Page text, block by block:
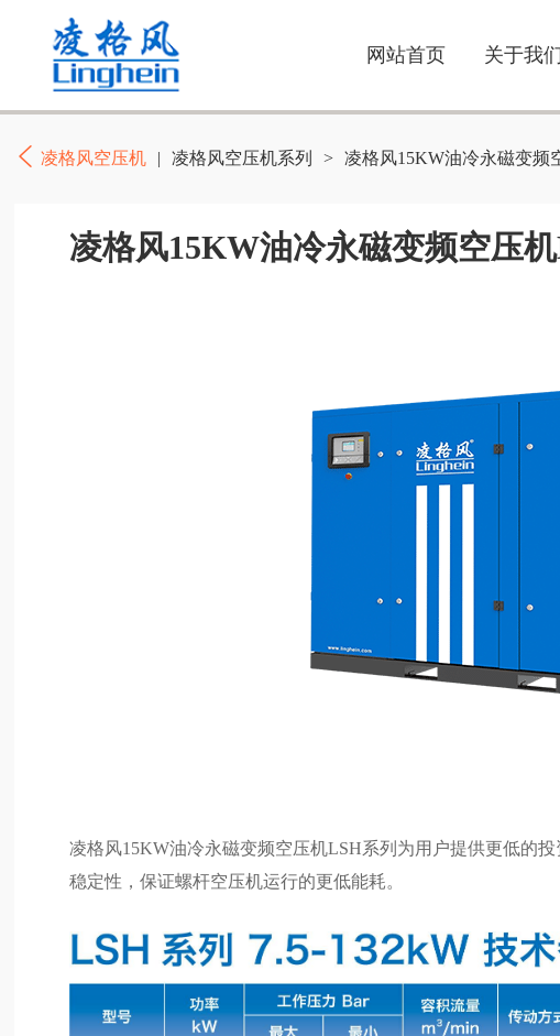
网站首页 关于我们
凌格风空压机 | 凌格风空压机系列 > 凌格风15KW油冷永磁变频
凌格风15KW油冷永磁变频空压
凌格风15KW油冷永磁变频空压机LSH系列为用户提供更低的
稳定性，保证螺杆空压机运行的更低能耗。